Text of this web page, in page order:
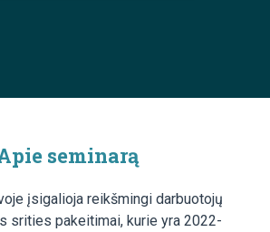
seminarą
įsigalioja reikšmingi darbuotojų
srities pakeitimai, kurie yra 2022-